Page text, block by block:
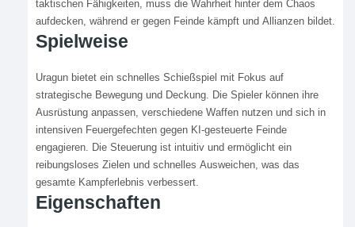
aufdecken, während er gegen Feinde kämpft und Allianzen bildet.
Spielweise
Uragun bietet ein schnelles Schießspiel mit Fokus auf
strategische Bewegung und Deckung. Die Spieler können ihre
Ausrüstung anpassen, verschiedene Waffen nutzen und sich in
intensiven Feuergefechten gegen KI-gesteuerte Feinde
engagieren. Die Steuerung ist intuitiv und ermöglicht ein
reibungsloses Zielen und schnelles Ausweichen, was das
gesamte Kampferlebnis verbessert.
Eigenschaften